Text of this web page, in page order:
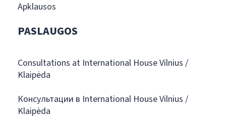
Apklausos
PASLAUGOS
Consultations at International House Vilnius /
Klaipėda
Консультации в International House Vilnius /
Klaipėda